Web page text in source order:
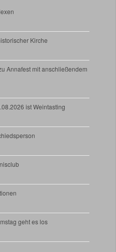
Kirche
Annafest mit anschließendem
ist Weintasting
geht es los